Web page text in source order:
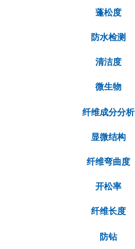
蓬松度
防水检测
清洁度
微生物
纤维成分分析
显微结构
纤维弯曲度
开松率
纤维长度
防钻